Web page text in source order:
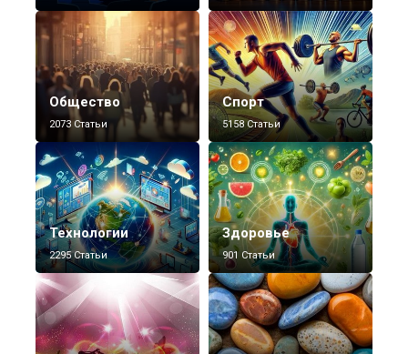
Общество
2073 Статьи
Спорт
5158 Статьи
Технологии
2295 Статьи
Здоровье
901 Статьи